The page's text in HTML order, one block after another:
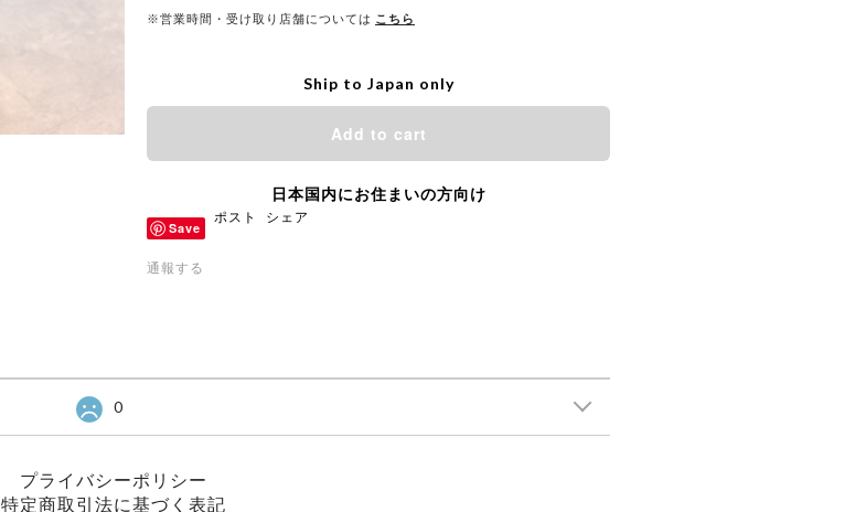
※営業時間・受け取り店舗については こちら
Ship to Japan only
Add to cart
日本国内にお住まいの方向け
Save
ポスト シェア
通報する
0
プライバシーポリシー
特定商取引法に基づく表記